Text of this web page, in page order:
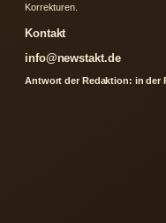
Korrekturen.
Kontakt
info@newstakt.de
Antwort der Redaktion: in der